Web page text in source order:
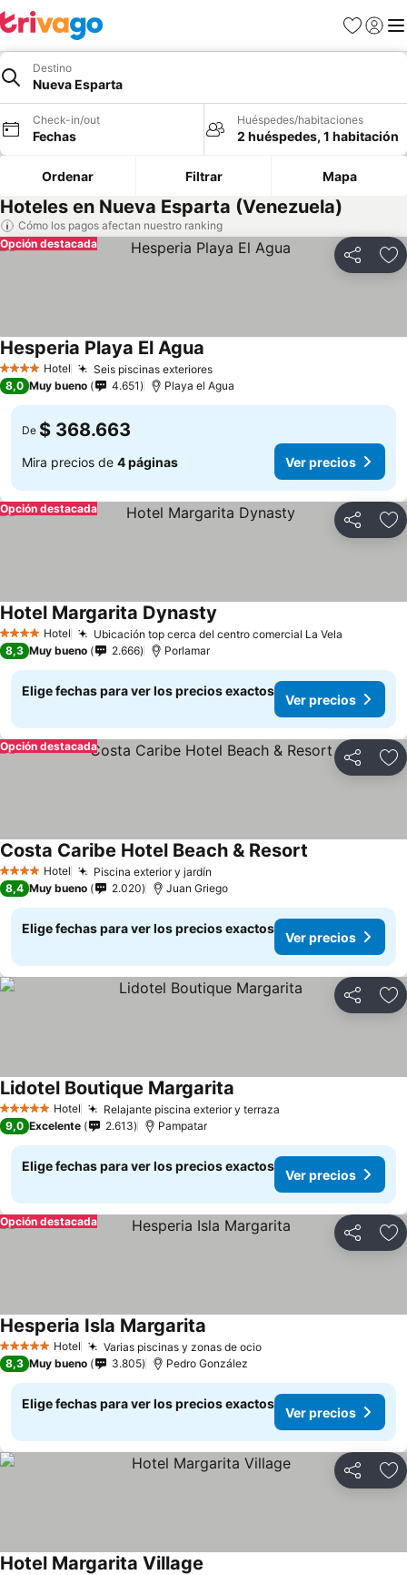
Favoritos
Iniciar
Destino
Nueva Esparta
Check-in/out
Fechas
Huéspedes/habitaciones
2 huéspedes, 1 habitación
Ordenar Filtrar Mapa
Hoteles en Nueva Esparta (Venezuela)
Cómo los pagos afectan nuestro ranking
Compartir
Opción destacada
4 EstrellasHotel Seis piscinas exteriores
Hesperia Playa El Agua
8,0 Muy bueno 4.651 Playa el Agua
De $ 368.663
Mira precios de 4 páginas Ver precios
Compartir
Opción destacada
4 EstrellasHotel Ubicación top cerca del centro comercial La Vela
Hotel Margarita Dynasty
8,3 Muy bueno 2.666 Porlamar
Elige fechas para ver los precios exactos
Ver precios
Compartir
Opción destacada
4 EstrellasHotel Piscina exterior y jardín
Costa Caribe Hotel Beach & Resort
8,4 Muy bueno 2.020 Juan Griego
Elige fechas para ver los precios exactos
Ver precios
Compartir
5 Estrellas Hotel Relajante piscina exterior y terraza
Lidotel Boutique Margarita
9,0 Excelente 2.613 Pampatar
Elige fechas para ver los precios exactos
Ver precios
Compartir
Opción destacada
5 Estrellas Hotel Varias piscinas y zonas de ocio
Hesperia Isla Margarita
8,3 Muy bueno 3.805 Pedro González
Elige fechas para ver los precios exactos
Ver precios
Compartir
Hotel Margarita Village